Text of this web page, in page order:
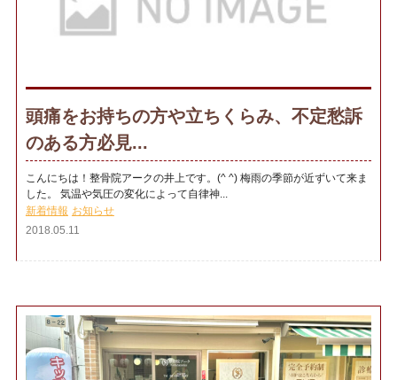
頭痛をお持ちの方や立ちくらみ、不定愁訴
のある方必見...
こんにちは！整骨院アークの井上です。(^ ^) 梅雨の季節が近ずいて来ま
した。 気温や気圧の変化によって自律神...
新着情報 お知らせ
2018.05.11